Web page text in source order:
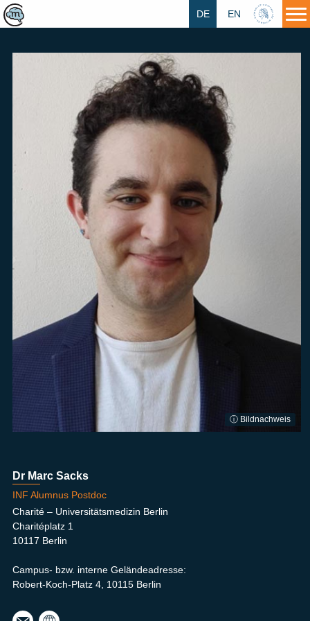
HU
EN
DE
ⓘ Bildnachweis
Dr Marc Sacks
INF Alumnus Postdoc
Charité – Universitätsmedizin Berlin
Charitéplatz 1
10117 Berlin
Campus- bzw. interne Geländeadresse:
Robert-Koch-Platz 4, 10115 Berlin
mar